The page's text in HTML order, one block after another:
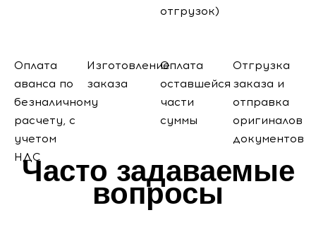
отгрузок)
Оплата
аванса по
безналичному
расчету, с
учетом
НДС
Изготовление
заказа
Оплата
оставшейся
части
суммы
Отгрузка
заказа и
отправка
оригиналов
документов
Часто задаваемые
вопросы